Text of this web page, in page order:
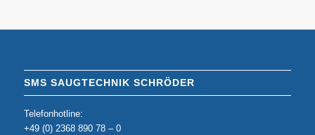
SMS SAUGTECHNIK SCHRÖDER
Telefonhotline:
+49 (0) 2368 890 78 – 0